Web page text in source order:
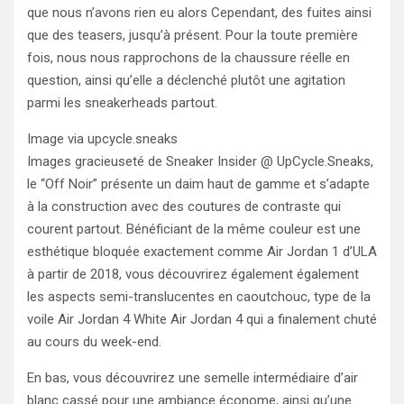
que nous n’avons rien eu alors Cependant, des fuites ainsi
que des teasers, jusqu’à présent. Pour la toute première
fois, nous nous rapprochons de la chaussure réelle en
question, ainsi qu’elle a déclenché plutôt une agitation
parmi les sneakerheads partout.
Image via upcycle.sneaks
Images gracieuseté de Sneaker Insider @ UpCycle.Sneaks,
le “Off Noir” présente un daim haut de gamme et s’adapte
à la construction avec des coutures de contraste qui
courent partout. Bénéficiant de la même couleur est une
esthétique bloquée exactement comme Air Jordan 1 d’ULA
à partir de 2018, vous découvrirez également également
les aspects semi-translucentes en caoutchouc, type de la
voile Air Jordan 4 White Air Jordan 4 qui a finalement chuté
au cours du week-end.
En bas, vous découvrirez une semelle intermédiaire d’air
blanc cassé pour une ambiance économe, ainsi qu’une